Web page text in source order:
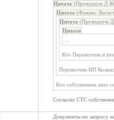
Цитата (Президиум Д
Цитата (Феникс
Цитата (Президиум
Цитата
Кто Перевозчик и
Перевозчик ИП
Кто собственник авто
Согласно СТС
Документы по запросу